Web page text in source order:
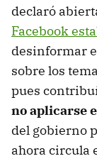
declaró
Facebook
desinformar
sobre los
pues
no aplicarse
del gobierno
ahora circula